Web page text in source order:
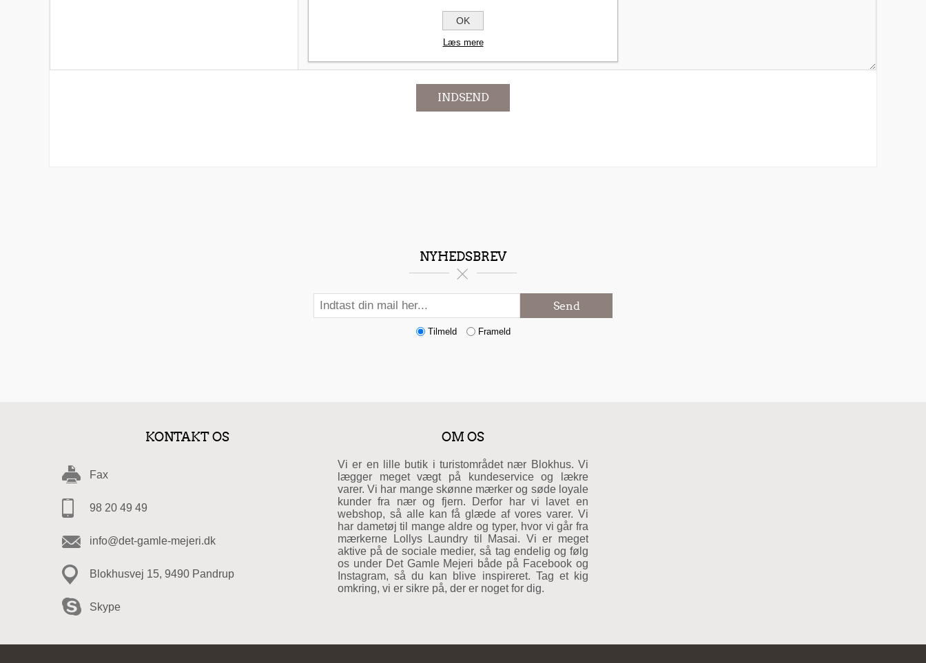
INDSEND
NYHEDSBREV
Send
Tilmeld Frameld
KONTAKT OS
Fax
98 20 49 49
info@det-gamle-mejeri.dk
Blokhusvej 15, 9490 Pandrup
Skype
OM OS
Vi er en lille butik i turistområdet nær Blokhus. Vi
lægger meget vægt på kundeservice og lækre
varer. Vi har mange skønne mærker og søde loyale
kunder fra nær og fjern. Derfor har vi lavet en
webshop, så alle kan få glæde af vores varer. Vi
har dametøj til mange aldre og typer, hvor vi går fra
mærkerne Lollys Laundry til Masai. Vi er meget
aktive på de sociale medier, så tag endelig og følg
os under Det Gamle Mejeri både på Facebook og
Instagram, så du kan blive inspireret. Tag et kig
omkring, vi er sikre på, der er noget for dig.
OK
Læs mere